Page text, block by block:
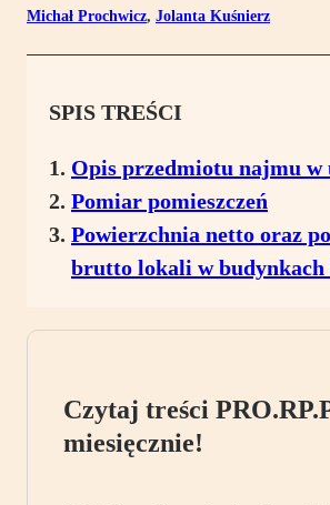
Michał Prochwicz, Jolanta Kuśnierz
SPIS TREŚCI
Opis przedmiotu najmu w
Pomiar pomieszczeń
Powierzchnia netto oraz
brutto lokali w budynkach
Czytaj treści
miesięcznie!